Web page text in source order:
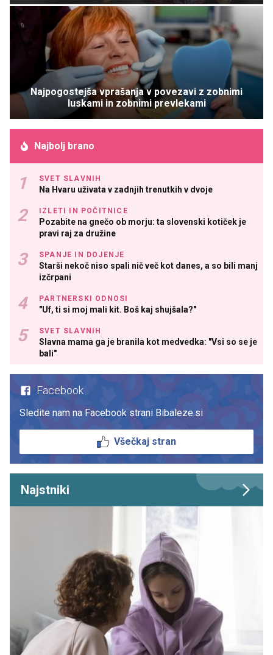
Najpogostejša vprašanja v povezavi z zobnimi
luskami in zobnimi prevlekami
Najbolj brano
SVET SLAVNIH
Na Hvaru uživata v zadnjih trenutkih v dvoje
IZLETI IN POČITNICE
Pozabite na gnečo ob morju: ta slovenski kotiček je
pravi raj za družine
SPANJE IN DOJENJE
Starši nekoč niso spali nič več kot danes, a so bili manj
izčrpani
PARTNERSKI ODNOSI
"Uf, ti si moj mali kit. Boš kaj shujšala?"
SVET SLAVNIH
Slavna mama ga je branila kot medvedka: "Vsi so se je
bali"
Facebook
Sledite nam na Facebook strani Bibaleze.si
Všečkaj stran
Najstniki